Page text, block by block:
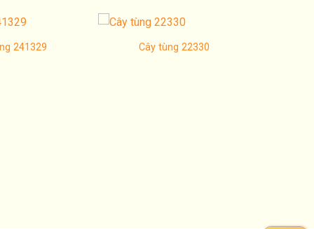
241329 Cây tùng 22330